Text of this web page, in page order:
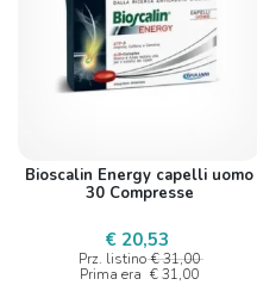
Bioscalin Energy capelli uomo
30 Compresse
€ 20,53
Prz. listino € 31,00
Prima era € 31,00